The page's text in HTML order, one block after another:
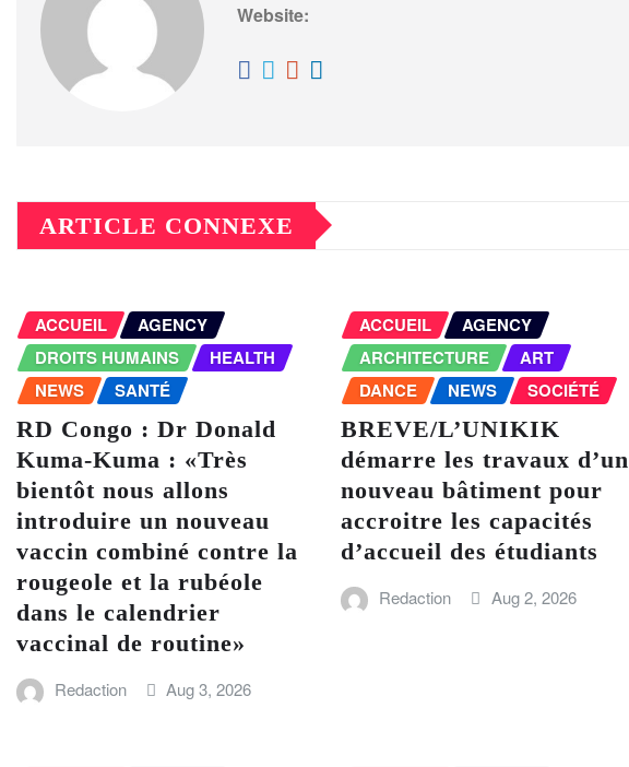
Website:
ARTICLE CONNEXE
ACCUEIL
AGENCY
DROITS HUMAINS
HEALTH
NEWS
SANTÉ
RD Congo : Dr Donald
Kuma-Kuma : «Très
bientôt nous allons
introduire un nouveau
vaccin combiné contre la
rougeole et la rubéole
dans le calendrier
vaccinal de routine»
Redaction Aug 3, 2026
ACCUEIL
AGENCY
ARCHITECTURE
ART
DANCE
NEWS SOCIÉTÉ
BREVE/L’UNIKIK
démarre les travaux d’un
nouveau bâtiment pour
accroitre les capacités
d’accueil des étudiants
Redaction Aug 2, 2026